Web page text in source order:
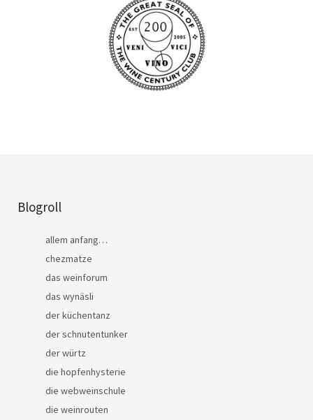
Blogroll
allem anfang…
chezmatze
das weinforum
das wynäsli
der küchentanz
der schnutentunker
der würtz
die hopfenhysterie
die webweinschule
die weinrouten